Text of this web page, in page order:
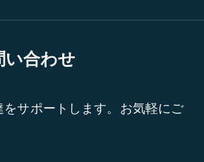
い合わせ
サポートします。お気軽にご